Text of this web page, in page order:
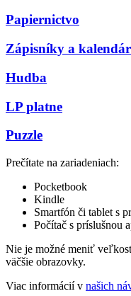
Papiernictvo
Zápisníky a
Hudba
LP platne
Puzzle
Prečítate na zariadeniach:
Pocketbook
Kindle
Smartfón či tablet s
Počítač s príslušnou
Nie je možné meniť
väčšie obrazovky.
Viac informácií v našich